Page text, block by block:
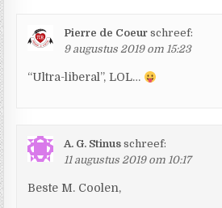
Pierre de Coeur schreef:
9 augustus 2019 om 15:23
“Ultra-liberal”, LOL…
A. G. Stinus schreef:
11 augustus 2019 om 10:17
Beste M. Coolen,